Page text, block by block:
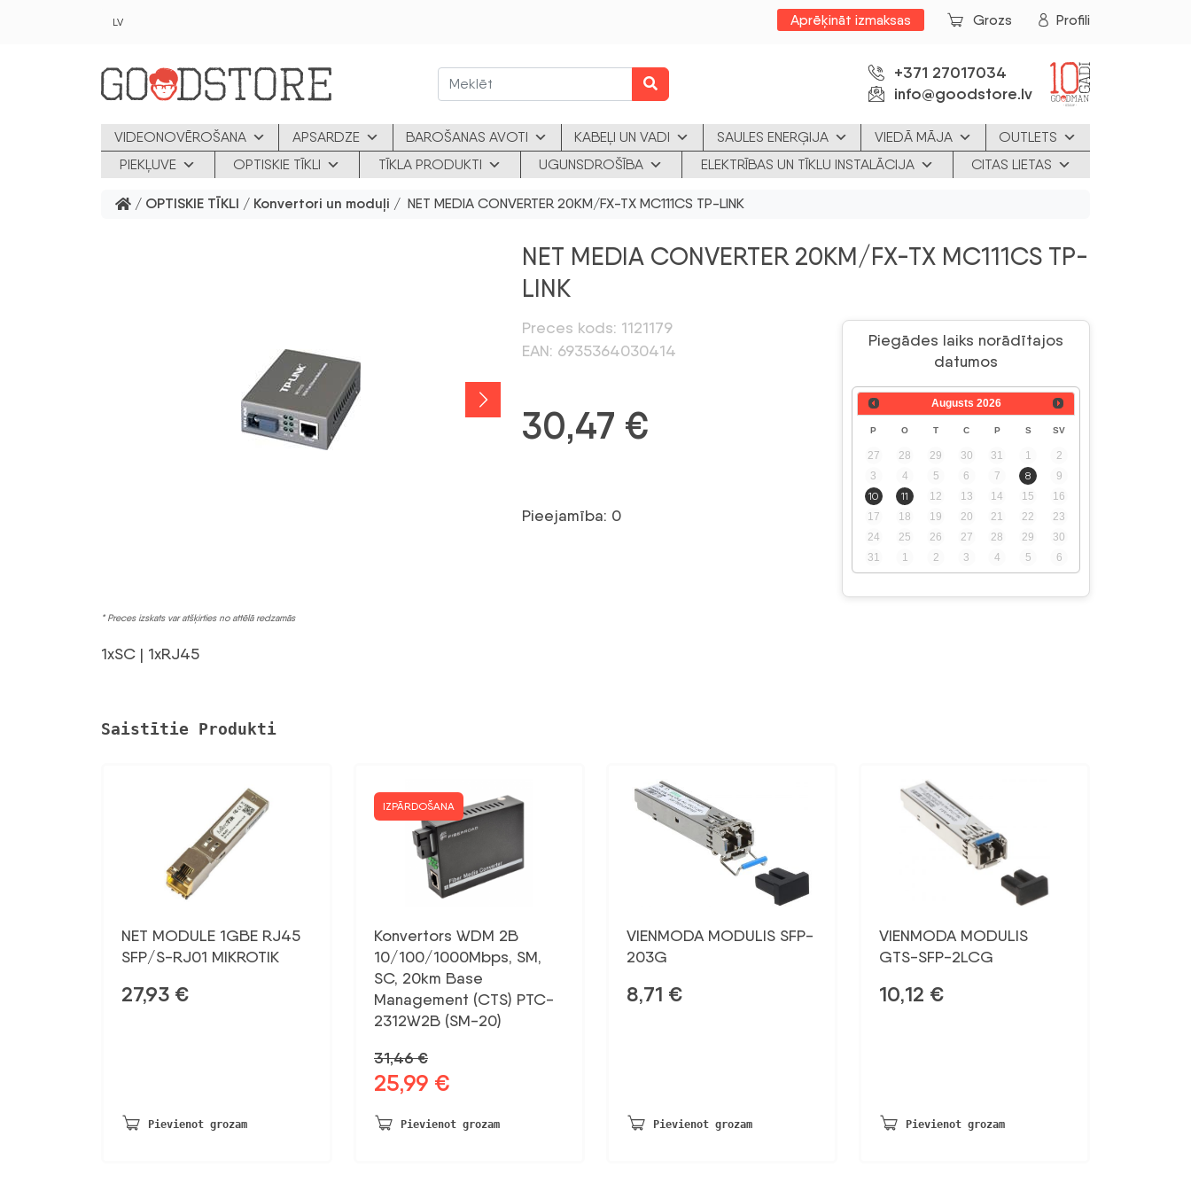
LV Aprēķināt izmaksas Grozs Profili
+371 27017034
info@goodstore.lv
VIDEONOVĒROŠANA APSARDZE BAROŠANAS AVOTI KABEĻI UN VADI SAULES ENERĢIJA VIEDĀ MĀJA
OUTLETS
PIEKĻUVE
OPTISKIE TĪKLI TĪKLA PRODUKTI UGUNSDROŠĪBA ELEKTRĪBAS UN TĪKLU INSTALĀCIJA CITAS LIETAS
/ OPTISKIE TĪKLI / Konvertori un moduļi / NET MEDIA CONVERTER 20KM/FX-TX MC111CS TP-LINK
* Preces izskats var atšķirties no attēlā redzamās
NET MEDIA CONVERTER 20KM/FX-TX MC111CS TP-
LINK
Preces kods: 1121179
EAN: 6935364030414
Piegādes laiks norādītajos
datumos
Augusts 2026
P O T C P S SV
27 28 29 30 31 1
2
3
4 5 6 7 8
9
10
11 12 13 14 15
16
17
18 19 20 21 22
23
24
25 26 27 28 29
30
31
1 2 3 4 5 6
30,47 €
Pieejamība: 0
1xSC | 1xRJ45
Saistītie Produkti
NET MODULE 1GBE RJ45
SFP/S-RJ01 MIKROTIK
27,93 €
Pievienot grozam
IZPĀRDOŠANA
Konvertors WDM 2B
10/100/1000Mbps, SM,
SC, 20km Base
Management (CTS) PTC-
2312W2B (SM-20)
31,46€
Sākotnējā
bija:
25,99 €
ir:
Pievienot grozam
VIENMODA MODULIS SFP-
203G
8,71 €
Pievienot grozam
VIENMODA MODULIS
GTS-SFP-2LCG
10,12 €
Pievienot grozam